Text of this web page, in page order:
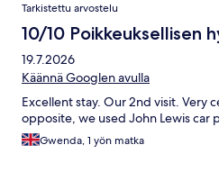
Tarkistettu arvostelu
10/10 Poikkeuksellisen
19.7.2026
Käännä Googlen avulla
Excellent stay. Our 2nd visit. Very
opposite, we used John Lewis car
Gwenda, 1 yön matka